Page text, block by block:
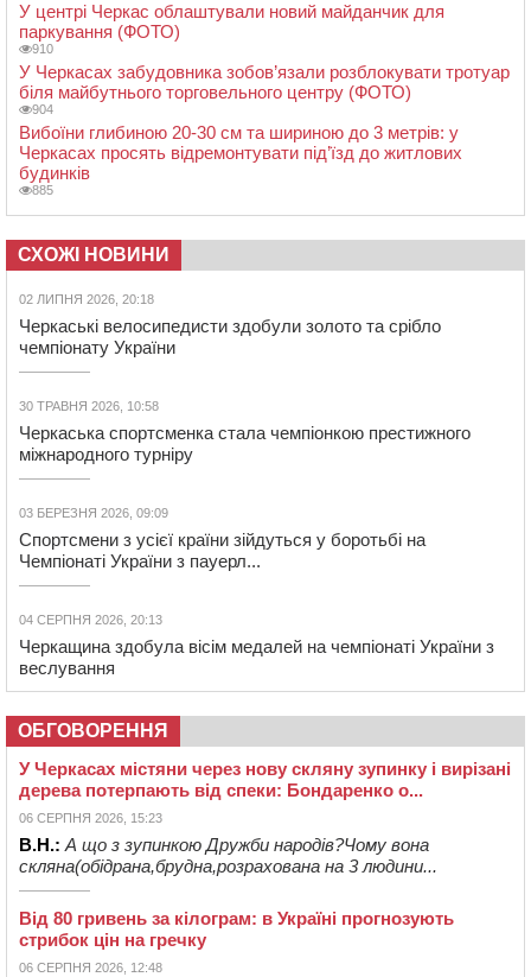
У центрі Черкас облаштували новий майданчик для
паркування (ФОТО)
910
У Черкасах забудовника зобов’язали розблокувати тротуар
біля майбутнього торговельного центру (ФОТО)
904
Вибоїни глибиною 20-30 см та шириною до 3 метрів: у
Черкасах просять відремонтувати під’їзд до житлових
будинків
885
СХОЖІ НОВИНИ
02 ЛИПНЯ 2026, 20:18
Черкаські велосипедисти здобули золото та срібло
чемпіонату України
30 ТРАВНЯ 2026, 10:58
Черкаська спортсменка стала чемпіонкою престижного
міжнародного турніру
03 БЕРЕЗНЯ 2026, 09:09
Спортсмени з усієї країни зійдуться у боротьбі на
Чемпіонаті України з пауерл...
04 СЕРПНЯ 2026, 20:13
Черкащина здобула вісім медалей на чемпіонаті України з
веслування
ОБГОВОРЕННЯ
У Черкасах містяни через нову скляну зупинку і вирізані
дерева потерпають від спеки: Бондаренко о...
06 СЕРПНЯ 2026, 15:23
В.Н.: А що з зупинкою Дружби народів?Чому вона
скляна(обідрана,брудна,розрахована на 3 людини...
Від 80 гривень за кілограм: в Україні прогнозують
стрибок цін на гречку
06 СЕРПНЯ 2026, 12:48